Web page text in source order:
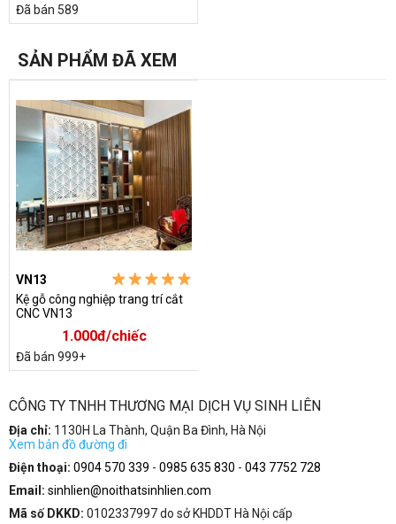
Đã bán 589
SẢN PHẨM ĐÃ XEM
VN13
Kệ gỗ công nghiệp trang trí cắt
CNC VN13
1.000đ/chiếc
Đã bán 999+
CÔNG TY TNHH THƯƠNG MẠI DỊCH VỤ SINH LIÊN
Địa chỉ: 1130H La Thành, Quận Ba Đình, Hà Nội
Xem bản đồ đường đi
Điện thoại: 0904 570 339 - 0985 635 830 - 043 7752 728
Email: sinhlien@noithatsinhlien.com
Mã số DKKD: 0102337997 do sở KHDDT Hà Nội cấp